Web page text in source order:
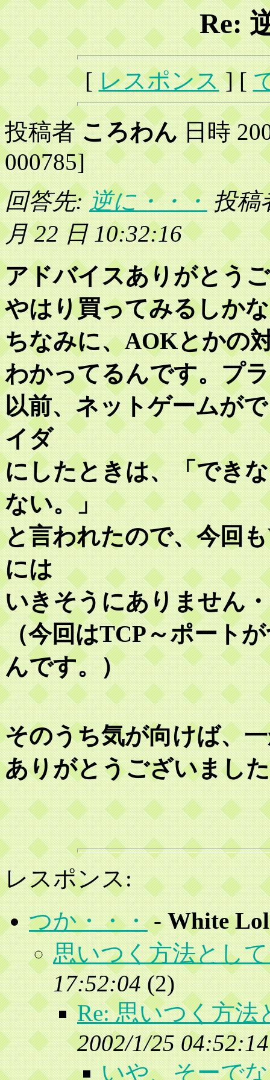
Re:
[レスポンス] [
投稿者ころわん日時
000785]
回答先:逆に・・・投稿
月 22 日 10:32:16
アドバイスありがとう
やはり買ってみるしか
ちなみに、AOKとかの
わかってるんです。プ
以前、ネットゲームが
イダ
にしたときは、「でき
ない。」
と言われたので、今回
には
いきそうにありません
（今回はTCP～ポート
んです。）
そのうち気が向けば、
ありがとうございまし
レスポンス:
つか・・・-White
思いつく方法とし
17:52:04(2)
Re: 思いつく方法
2002/1/25 04:52:14
いや、そーで